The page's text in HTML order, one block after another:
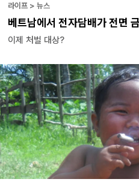
라이프 > 뉴스
베트남에서 전자담배가 전면
이제 처벌 대상?